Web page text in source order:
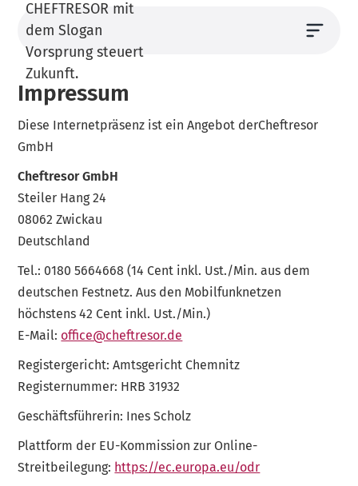
Impressum
Diese Internetpräsenz ist ein Angebot derCheftresor
GmbH
Cheftresor GmbH
Steiler Hang 24
08062 Zwickau
Deutschland
Tel.: 0180 5664668 (14 Cent inkl. Ust./Min. aus dem
deutschen Festnetz. Aus den Mobilfunknetzen
höchstens 42 Cent inkl. Ust./Min.)
E-Mail: office@cheftresor.de
Registergericht: Amtsgericht Chemnitz
Registernummer: HRB 31932
Geschäftsführerin: Ines Scholz
Plattform der EU-Kommission zur Online-
Streitbeilegung: https://ec.europa.eu/odr